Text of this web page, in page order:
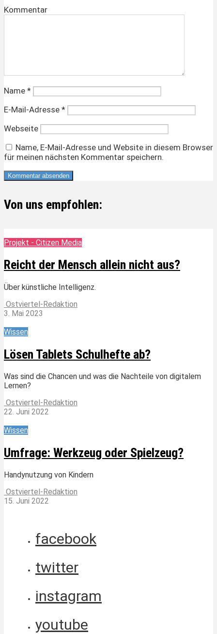
Kommentar
Name *
E-Mail-Adresse *
Webseite
Name, E-Mail-Adresse und Website in diesem Browser
für meinen nächsten Kommentar speichern.
Von uns empfohlen:
Projekt - Citizen Media
Reicht der Mensch allein nicht aus?
Über künstliche Intelligenz.
Ostviertel-Redaktion
3. Mai 2023
Wissen
Lösen Tablets Schulhefte ab?
Was sind die Chancen und was die Nachteile von digitalem
Lernen?
Ostviertel-Redaktion
22. Juni 2022
Wissen
Umfrage: Werkzeug oder Spielzeug?
Handynutzung von Kindern
Ostviertel-Redaktion
15. Juni 2022
facebook
twitter
instagram
youtube